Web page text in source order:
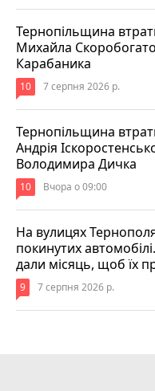
Тернопільщина
Михайла
Карабаника
10 7 серпня 2026 р.
Тернопільщина
Андрія
Володимира Дичка
10 Вчора о 09:00
На вулицях
покинутих
дали місяць, щоб їх
9 7 серпня 2026 р.